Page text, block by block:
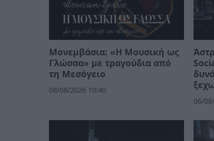
Μονεμβάσια: «Η Μουσική ως
Γλώσσα» με τραγούδια από
τη Μεσόγειο
08/08/2026 10:40
06/